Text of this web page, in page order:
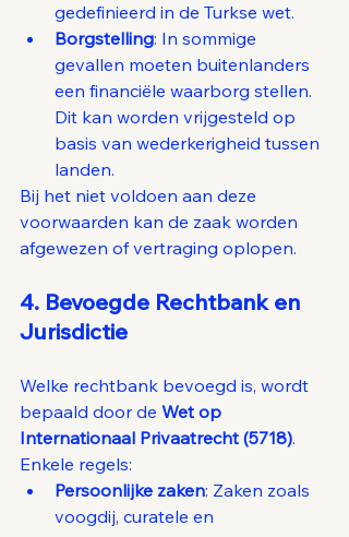
gedefinieerd in de Turkse wet.
Borgstelling: In sommige
gevallen moeten buitenlanders
een financiële waarborg stellen.
Dit kan worden vrijgesteld op
basis van wederkerigheid tussen
landen.
Bij het niet voldoen aan deze
voorwaarden kan de zaak worden
afgewezen of vertraging oplopen.
4. Bevoegde Rechtbank en
Jurisdictie
Welke rechtbank bevoegd is, wordt
bepaald door de Wet op
Internationaal Privaatrecht (5718).
Enkele regels:
Persoonlijke zaken: Zaken zoals
voogdij, curatele en